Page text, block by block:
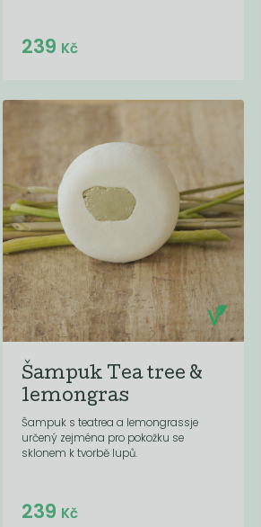
Do košíku:
239 Kč
Šampuk Tea tree &
lemongras
Šampuk s teatrea a lemongrassje
určený zejména pro pokožku se
sklonem k tvorbě lupů.
Do košíku:
239 Kč